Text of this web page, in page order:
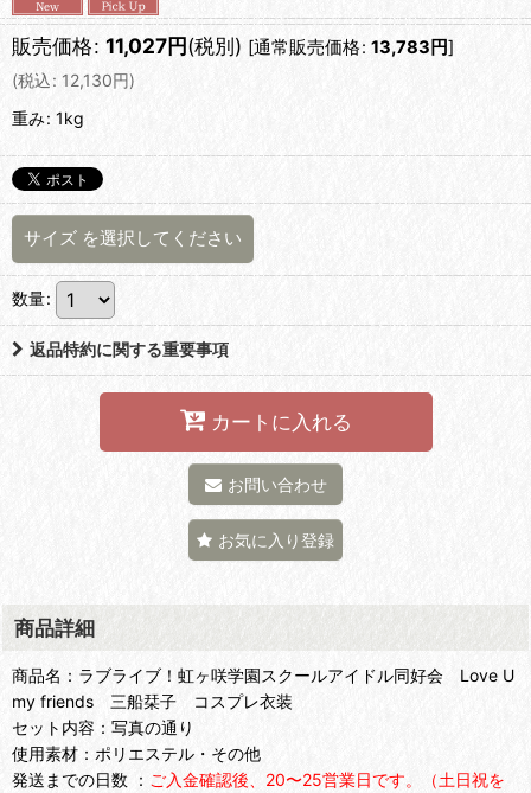
販売価格: 11,027円(税別) [通常販売価格: 13,783 円]
(税込: 12,130円)
重み: 1kg
サイズ を選択してください
数量:
返品特約に関する重要事項
カートに入れる
お問い合わせ
お気に入り登録
商品詳細
商品名：ラブライブ！虹ヶ咲学園スクールアイドル同好会 Love U
my friends 三船栞子 コスプレ衣装
セット内容：写真の通り
使用素材：ポリエステル・その他
発送までの日数 ： ご入金確認後、20〜25営業日です。（土日祝を